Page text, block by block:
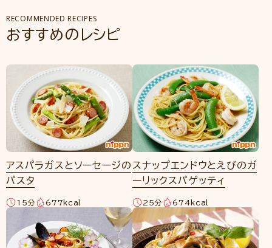
RECOMMENDED RECIPES
おすすめのレシピ
アスパラガスとソーセージの
パスタ
15分 677kcal
スナップエンドウとえびのガ
ーリックスパゲッティ
25分 674kcal